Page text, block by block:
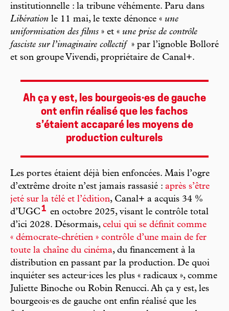
institutionnelle : la tribune véhémente. Paru dans
Libération le 11 mai, le texte dénonce « une
uniformisation des films » et « une prise de contrôle
fasciste sur l’imaginaire collectif » par l’ignoble Bolloré
et son groupe Vivendi, propriétaire de Canal+.
Ah ça y est, les bourgeois·es de gauche
ont enfin réalisé que les fachos
s’étaient accaparé les moyens de
production culturels
Les portes étaient déjà bien enfoncées. Mais l’ogre
d’extrême droite n’est jamais rassasié : après s’être
jeté sur la télé et l’édition, Canal+ a acquis 34 %
d’UGC1 en octobre 2025, visant le contrôle total
d’ici 2028. Désormais, celui qui se définit comme
« démocrate-chrétien » contrôle d’une main de fer
toute la chaîne du cinéma, du financement à la
distribution en passant par la production. De quoi
inquiéter ses acteur·ices les plus « radicaux », comme
Juliette Binoche ou Robin Renucci. Ah ça y est, les
bourgeois·es de gauche ont enfin réalisé que les